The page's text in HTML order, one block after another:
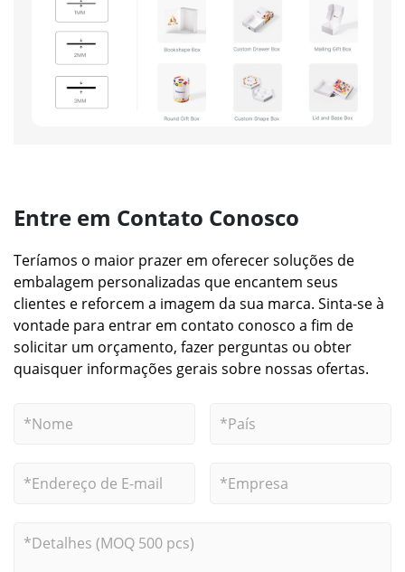
Entre em Contato Conosco
Teríamos o maior prazer em oferecer soluções de
embalagem personalizadas que encantem seus
clientes e reforcem a imagem da sua marca. Sinta-se à
vontade para entrar em contato conosco a fim de
solicitar um orçamento, fazer perguntas ou obter
quaisquer informações gerais sobre nossas ofertas.